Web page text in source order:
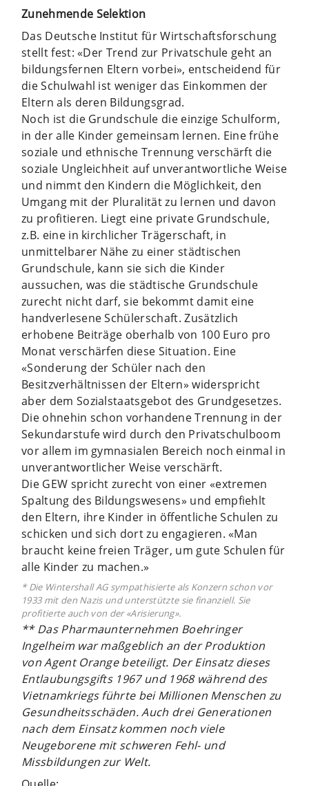
Zunehmende Selektion
Das Deutsche Institut für Wirtschaftsforschung
stellt fest: «Der Trend zur Privatschule geht an
bildungsfernen Eltern vorbei», entscheidend für
die Schulwahl ist weniger das Einkommen der
Eltern als deren Bildungsgrad.
Noch ist die Grundschule die einzige Schulform,
in der alle Kinder gemeinsam lernen. Eine frühe
soziale und ethnische Trennung verschärft die
soziale Ungleichheit auf unverantwortliche Weise
und nimmt den Kindern die Möglichkeit, den
Umgang mit der Pluralität zu lernen und davon
zu profitieren. Liegt eine private Grundschule,
z.B. eine in kirchlicher Trägerschaft, in
unmittelbarer Nähe zu einer städtischen
Grundschule, kann sie sich die Kinder
aussuchen, was die städtische Grundschule
zurecht nicht darf, sie bekommt damit eine
handverlesene Schülerschaft. Zusätzlich
erhobene Beiträge oberhalb von 100 Euro pro
Monat verschärfen diese Situation. Eine
«Sonderung der Schüler nach den
Besitzverhältnissen der Eltern» widerspricht
aber dem Sozialstaatsgebot des Grundgesetzes.
Die ohnehin schon vorhandene Trennung in der
Sekundarstufe wird durch den Privatschulboom
vor allem im gymnasialen Bereich noch einmal in
unverantwortlicher Weise verschärft.
Die GEW spricht zurecht von einer «extremen
Spaltung des Bildungswesens» und empfiehlt
den Eltern, ihre Kinder in öffentliche Schulen zu
schicken und sich dort zu engagieren. «Man
braucht keine freien Träger, um gute Schulen für
alle Kinder zu machen.»
* Die Wintershall AG sympathisierte als Konzern schon vor
1933 mit den Nazis und unterstützte sie finanziell. Sie
profitierte auch von der «Arisierung».
** Das Pharmaunternehmen Boehringer
Ingelheim war maßgeblich an der Produktion
von Agent Orange beteiligt. Der Einsatz dieses
Entlaubungsgifts 1967 und 1968 während des
Vietnamkriegs führte bei Millionen Menschen zu
Gesundheitsschäden. Auch drei Generationen
nach dem Einsatz kommen noch viele
Neugeborene mit schweren Fehl- und
Missbildungen zur Welt.